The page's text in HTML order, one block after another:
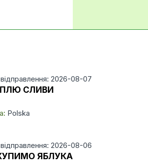
2026-08-07
СЛИВИ
Polska
2026-08-06
ЯБЛУКА